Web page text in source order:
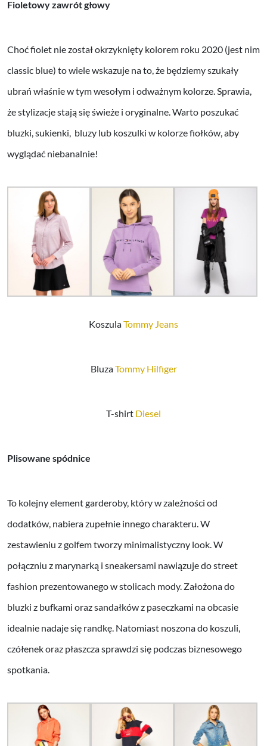
Fioletowy zawrót głowy
Choć fiolet nie został okrzyknięty kolorem roku 2020 (jest nim
classic blue) to wiele wskazuje na to, że będziemy szukały
ubrań właśnie w tym wesołym i odważnym kolorze. Sprawia,
że stylizacje stają się świeże i oryginalne. Warto poszukać
bluzki, sukienki, bluzy lub koszulki w kolorze fiołków, aby
wyglądać niebanalnie!
KoszulaTommy Jeans
BluzaTommy Hilfiger
T-shirt Diesel
Plisowane spódnice
To kolejny element garderoby, który w zależności od
dodatków, nabiera zupełnie innego charakteru. W
zestawieniu z golfem tworzy minimalistyczny look. W
połączniu z marynarką i sneakersami nawiązuje do street
fashion prezentowanego w stolicach mody. Założona do
bluzki z bufkami oraz sandałków z paseczkami na obcasie
idealnie nadaje się randkę. Natomiast noszona do koszuli,
czółenek oraz płaszcza sprawdzi się podczas biznesowego
spotkania.